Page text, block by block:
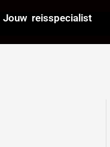
Jouw reisspecialist